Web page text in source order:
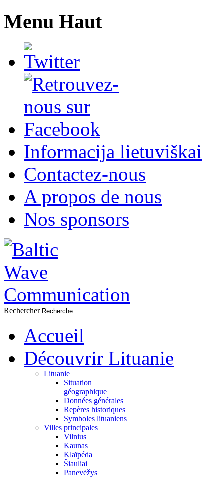
Menu Haut
Informacija lietuviškai
Contactez-nous
A propos de nous
Nos sponsors
Rechercher
Accueil
Découvrir Lituanie
Lituanie
Situation
géographique
Données générales
Repères historiques
Symboles lituaniens
Villes principales
Vilnius
Kaunas
Klaïpéda
Šiauliai
Panevėžys